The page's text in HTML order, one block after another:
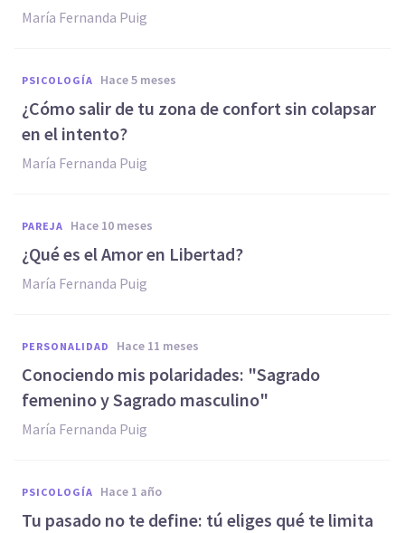
María Fernanda Puig
PSICOLOGÍA hace 5 meses
¿Cómo salir de tu zona de confort sin colapsar
en el intento?
María Fernanda Puig
PAREJA hace 10 meses
¿Qué es el Amor en Libertad?
María Fernanda Puig
PERSONALIDAD hace 11 meses
Conociendo mis polaridades: "Sagrado
femenino y Sagrado masculino"
María Fernanda Puig
PSICOLOGÍA hace 1 año
Tu pasado no te define: tú eliges qué te limita